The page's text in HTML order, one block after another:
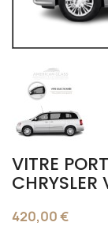
VITRE
420,00 €